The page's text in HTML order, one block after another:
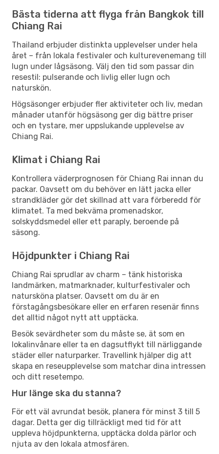
Bästa tiderna att flyga från Bangkok till
Chiang Rai
Thailand erbjuder distinkta upplevelser under hela
året – från lokala festivaler och kulturevenemang till
lugn under lågsäsong. Välj den tid som passar din
resestil: pulserande och livlig eller lugn och
naturskön.
Högsäsonger erbjuder fler aktiviteter och liv, medan
månader utanför högsäsong ger dig bättre priser
och en tystare, mer uppslukande upplevelse av
Chiang Rai.
Klimat i Chiang Rai
Kontrollera väderprognosen för Chiang Rai innan du
packar. Oavsett om du behöver en lätt jacka eller
strandkläder gör det skillnad att vara förberedd för
klimatet. Ta med bekväma promenadskor,
solskyddsmedel eller ett paraply, beroende på
säsong.
Höjdpunkter i Chiang Rai
Chiang Rai sprudlar av charm – tänk historiska
landmärken, matmarknader, kulturfestivaler och
natursköna platser. Oavsett om du är en
förstagångsbesökare eller en erfaren resenär finns
det alltid något nytt att upptäcka.
Besök sevärdheter som du måste se, ät som en
lokalinvånare eller ta en dagsutflykt till närliggande
städer eller naturparker. Travellink hjälper dig att
skapa en reseupplevelse som matchar dina intressen
och ditt resetempo.
Hur länge ska du stanna?
För ett väl avrundat besök, planera för minst 3 till 5
dagar. Detta ger dig tillräckligt med tid för att
uppleva höjdpunkterna, upptäcka dolda pärlor och
njuta av den lokala atmosfären.